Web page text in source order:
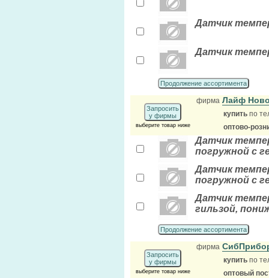
Датчик
Датчик
Продолжение ассортимента
Запросить
у фирмы
выберите товар ниже
фирма Лайф
купить по
оптово-
Датчик
погружной с
Датчик
погружной с
Датчик
гильзой,
Продолжение ассортимента
Запросить
у фирмы
выберите товар ниже
фирма
купить по
оптовый